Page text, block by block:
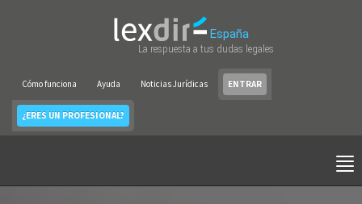
España
La respuesta a tus dudas legales
Cómo funciona Ayuda Noticias Jurídicas ENTRAR
¿ERES UN PROFESIONAL?